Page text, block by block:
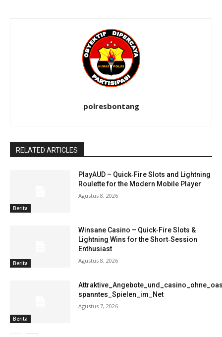
polresbontang
RELATED ARTICLES
Berita
PlayAUD – Quick‑Fire Slots and Lightning
Roulette for the Modern Mobile Player
Agustus 8, 2026
Berita
Winsane Casino – Quick‑Fire Slots &
Lightning Wins for the Short‑Session
Enthusiast
Agustus 8, 2026
Berita
spanntes_Spielen_im_Net
Agustus 7, 2026